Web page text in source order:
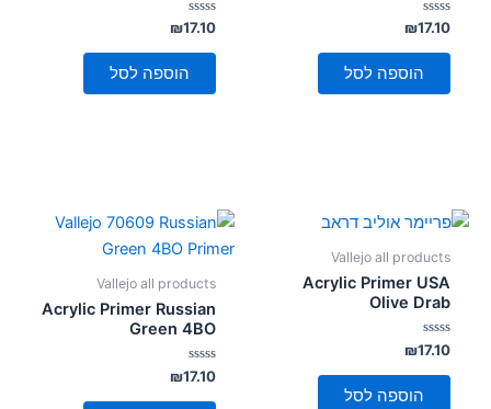
דורג
0
מתוך
₪17.10
הוספה לסל
דורג
0
מתוך
₪17.10
הוספה לסל
Vallejo all products
Acrylic Primer USA
Olive Drab
דורג
0
מתוך
₪17.10
הוספה לסל
Vallejo all products
Acrylic Primer Russian
Green 4BO
דורג
0
מתוך
₪17.10